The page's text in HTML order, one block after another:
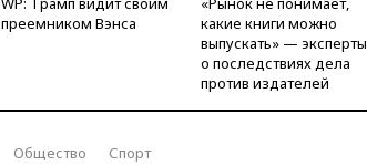
преемником Вэнса
какие книги можно
выпускать» — эксперты
о последствиях дела
против издателей
Общество Спорт